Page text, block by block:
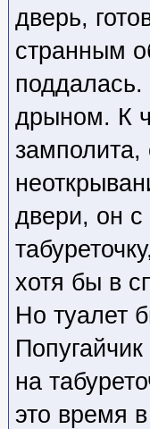
дверь,
странным
дрыном. К
двери, он
хотя бы в
Но туалет
на
это время в